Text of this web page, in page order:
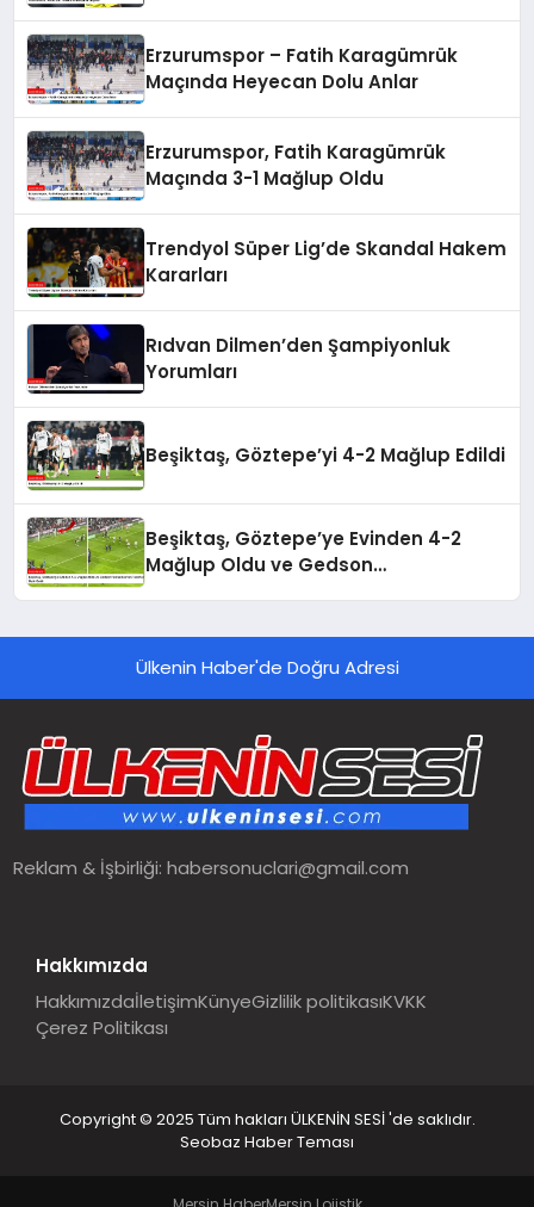
Erzurumspor – Fatih Karagümrük
Maçında Heyecan Dolu Anlar
Erzurumspor, Fatih Karagümrük
Maçında 3-1 Mağlup Oldu
Trendyol Süper Lig’de Skandal Hakem
Kararları
Rıdvan Dilmen’den Şampiyonluk
Yorumları
Beşiktaş, Göztepe’yi 4-2 Mağlup Edildi
Beşiktaş, Göztepe’ye Evinden 4-2
Mağlup Oldu ve Gedson
Ülkenin Haber'de Doğru Adresi
Reklam & İşbirliği:habersonuclari@gmail.com
Hakkımızda
HakkımızdaİletişimKünyeGizlilik politikasıKVKK
Çerez Politikası
Copyright © 2025 Tüm hakları ÜLKENİN SESİ 'de saklıdır.
Seobaz Haber Teması